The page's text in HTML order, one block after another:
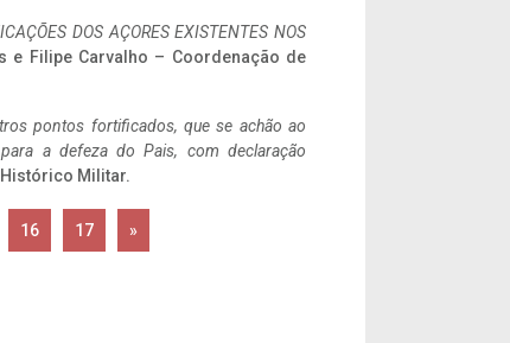
DOS AÇORES EXISTENTES NOS
e Filipe Carvalho – Coordenação de
pontos fortificados, que se achão ao
a defeza do Pais, com declaração
Militar.
16 17 »